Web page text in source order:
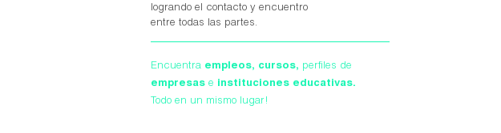
logrando el contacto y encuentro
entre todas las partes.
Encuentra empleos, cursos, perfiles de
empresas e instituciones educativas.
Todo en un mismo lugar!